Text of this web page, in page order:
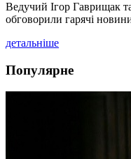
Ведучий Ігор Гаврищак
обговорили гарячі
детальніше
Популярне